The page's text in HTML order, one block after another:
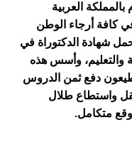
وتستهدف طلاب وطالبات التعليم العام بالمملكة العربية
السعودية، كما يُنتفع بموادها التعليمية في كافة أرجاء الوطن
العربي، وأسسها طلال السناني الذي يحمل شهادة الدكتوراة في
التربية وهو ذو خبرة 25 عامًا في التربية والتعليم، وأسس هذه
الخدمة لمساعدة الطلاب الذين لا يستطيعون دفع ثمن الدروس
الخصوصية، وتم الاستعانة بمنصة مستقل واستطاع طلال
متكامل.